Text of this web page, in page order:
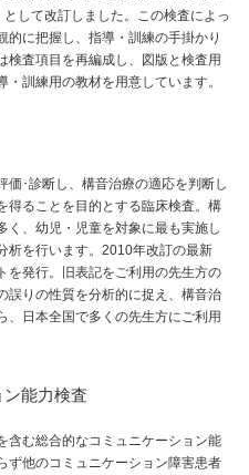
して改訂しました。この検査によっ
に把握し、指導・訓練の手掛かり
検査項目を再編成し、図版と検査用
訓練用の教材を用意しています。
･診断し、構音治療の適応を判断し
得ることを目的とする臨床検査。構
く、幼児・児童を対象に最も実施し
析を行います。2010年改訂の最新
を発行。旧表記をご利用の先生方の
誤りの性質を分析的に捉え、構音治
、日本全国で多くの先生方にご利用
能力検査
含む総合的なコミュニケーション能
ず他のコミュニケーション障害患者